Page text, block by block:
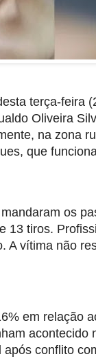
terça-feira
Oliveira
na zona
que
os
13 tiros.
A vítima não
em relação
acontecido
conflito